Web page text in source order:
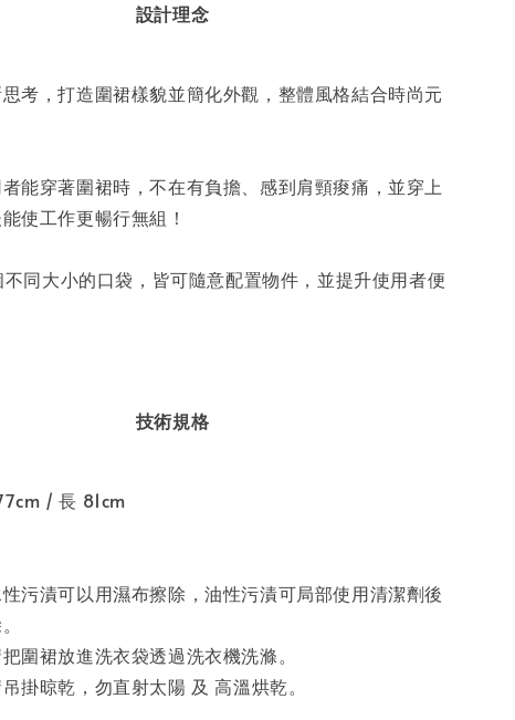
設計理念
考，打造圍裙樣貌並簡化外觀，整體風格結合時尚元
能穿著圍裙時，不在有負擔、感到肩頸痠痛，並穿上
使工作更暢行無組！
同大小的口袋，皆可隨意配置物件，並提升使用者便
技術規格
/ 長 81cm
污漬可以用濕布擦除，油性污漬可局部使用清潔劑後
圍裙放進洗衣袋透過洗衣機洗滌。
掛晾乾，勿直射太陽 及 高溫烘乾。